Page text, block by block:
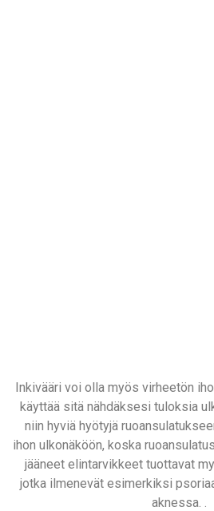
Inkivääri voi olla myös virheetön
käyttää sitä nähdäksesi tuloksia
niin hyviä hyötyjä
ihon ulkonäköön, koska
jääneet elintarvikkeet tuottavat
jotka ilmenevät esimerkiksi
aknessa. .